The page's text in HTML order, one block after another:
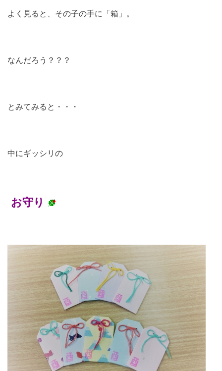
よく見ると、その子の手に「箱」。
なんだろう？？？
とみてみると・・・
中にギッシリの
お守り